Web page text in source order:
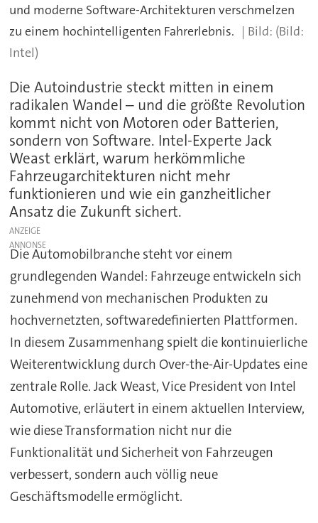
und moderne Software-Architekturen verschmelzen
zu einem hochintelligenten Fahrerlebnis.
(Bild:
Intel)
Die Autoindustrie steckt mitten in einem
radikalen Wandel – und die größte Revolution
kommt nicht von Motoren oder Batterien,
sondern von Software. Intel-Experte Jack
Weast erklärt, warum herkömmliche
Fahrzeugarchitekturen nicht mehr
funktionieren und wie ein ganzheitlicher
Ansatz die Zukunft sichert.
ANZEIGE
Die Automobilbranche steht vor einem
grundlegenden Wandel: Fahrzeuge entwickeln sich
zunehmend von mechanischen Produkten zu
hochvernetzten, softwaredefinierten Plattformen.
In diesem Zusammenhang spielt die kontinuierliche
Weiterentwicklung durch Over-the-Air-Updates eine
zentrale Rolle. Jack Weast, Vice President von Intel
Automotive, erläutert in einem aktuellen Interview,
wie diese Transformation nicht nur die
Funktionalität und Sicherheit von Fahrzeugen
verbessert, sondern auch völlig neue
Geschäftsmodelle ermöglicht.